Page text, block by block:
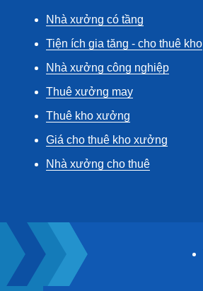
Nhà xưởng có tầng
Tiện ích gia tăng - cho thuê kho
Nhà xưởng công nghiệp
Thuê xưởng may
Thuê kho xưởng
Giá cho thuê kho xưởng
Nhà xưởng cho thuê